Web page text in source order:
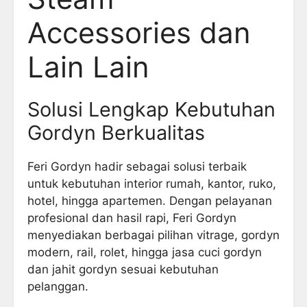
Accessories dan
Lain Lain
Solusi Lengkap Kebutuhan
Gordyn Berkualitas
Feri Gordyn hadir sebagai solusi terbaik
untuk kebutuhan interior rumah, kantor, ruko,
hotel, hingga apartemen. Dengan pelayanan
profesional dan hasil rapi, Feri Gordyn
menyediakan berbagai pilihan vitrage, gordyn
modern, rail, rolet, hingga jasa cuci gordyn
dan jahit gordyn sesuai kebutuhan
pelanggan.